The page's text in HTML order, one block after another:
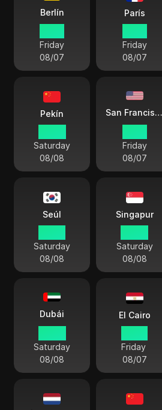
Berlín
Friday
08/07
París
Friday
08/07
Pekín
Saturday
08/08
San Francisco
Friday
08/07
Seúl
Saturday
08/08
Singapur
Saturday
08/08
Dubái
Saturday
08/08
El Cairo
Friday
08/07